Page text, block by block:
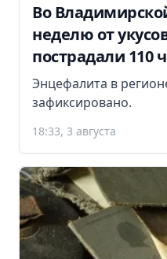
Во
неделю от
пострадали 110
Энцефалита в
зафиксировано.
18:33, 3 августа